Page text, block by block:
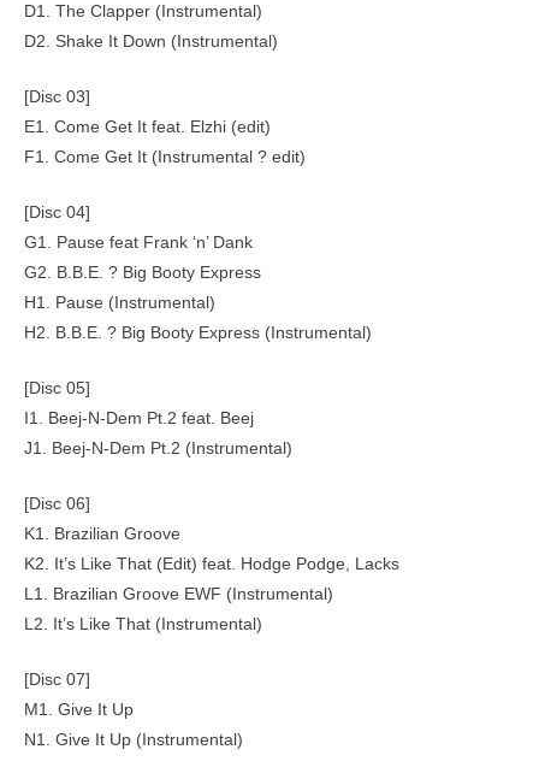
D1. The Clapper (Instrumental)
D2. Shake It Down (Instrumental)
[Disc 03]
E1. Come Get It feat. Elzhi (edit)
F1. Come Get It (Instrumental ? edit)
[Disc 04]
G1. Pause feat Frank ‘n’ Dank
G2. B.B.E. ? Big Booty Express
H1. Pause (Instrumental)
H2. B.B.E. ? Big Booty Express (Instrumental)
[Disc 05]
I1. Beej-N-Dem Pt.2 feat. Beej
J1. Beej-N-Dem Pt.2 (Instrumental)
[Disc 06]
K1. Brazilian Groove
K2. It’s Like That (Edit) feat. Hodge Podge, Lacks
L1. Brazilian Groove EWF (Instrumental)
L2. It’s Like That (Instrumental)
[Disc 07]
M1. Give It Up
N1. Give It Up (Instrumental)